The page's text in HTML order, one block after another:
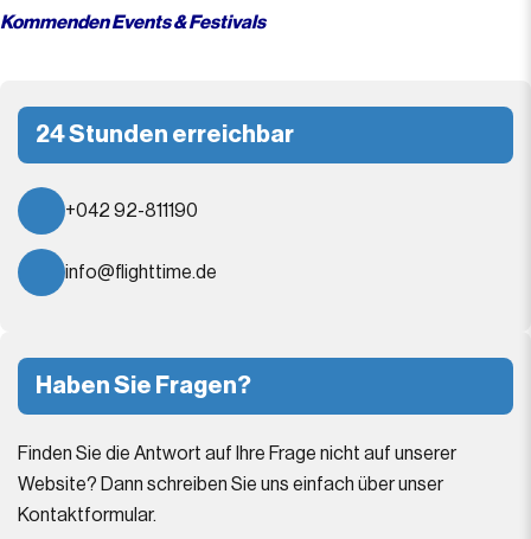
Kommenden Events & Festivals
24 Stunden erreichbar
+042 92-811190
info@flighttime.de
Haben Sie Fragen?
Finden Sie die Antwort auf Ihre Frage nicht auf unserer
Website? Dann schreiben Sie uns einfach über unser
Kontaktformular.